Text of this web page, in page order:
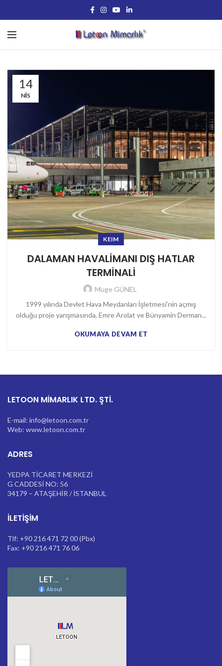
14
NIS
KEIM
DALAMAN HAVALİMANI DIŞ HATLAR
TERMİNALİ
Muge GÜNEL
1999 yılında Devlet Hava Meydanları İşletmesi’nin açmış
olduğu proje yarışmasında, Emre Arolat ve Bünyamin Derman...
OKUMAYA DEVAM ET
LETOON MİMARLIK LTD. ŞTİ.
E-mail: info@letoon.com.tr
Web: www.letoon.com.tr
ADRES
YEDPA TİCARET MERKEZİ
G CADDESİ NO: 56
34179 – ATAŞEHİR / İSTANBUL
İLETIŞIM
Tlf: +90 216 471 72 00 (Pbx)
Fax: +90 216 471 76 06